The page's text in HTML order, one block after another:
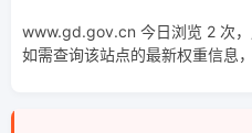
www.gd.gov.cn 今日浏览 2 次，
如需查询该站点的最新权重信息